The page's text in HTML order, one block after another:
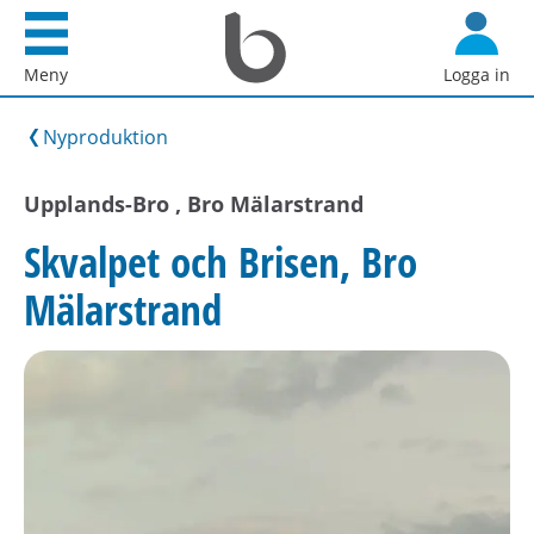
d
e
t
t
l
Meny
Startsida
Bostadsförmedlingen
i
Logga in
Nyproduktion
Upplands-Bro , Bro Mälarstrand
Skvalpet och Brisen, Bro
Mälarstrand